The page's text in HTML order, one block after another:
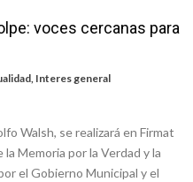
diferidas, la empresa reformula
Firmat: maniataron a una pareja de
para el EPI y el Hospital
voces cercanas para
, Interes general
Walsh, se realizará en Firmat
Memoria por la Verdad y la
el Gobierno Municipal y el